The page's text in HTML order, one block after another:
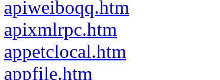
apiweiboqq.htm
apixmlrpc.htm
appetclocal.htm
appfile.htm